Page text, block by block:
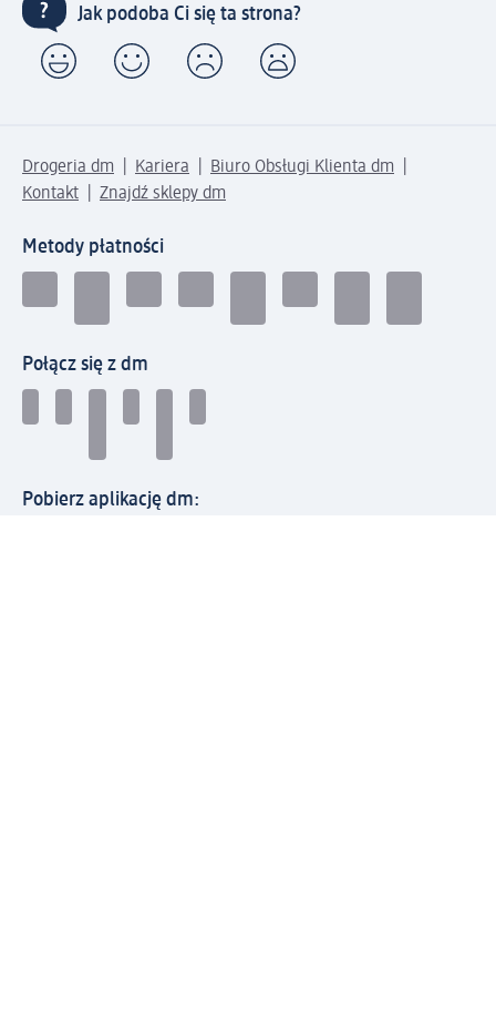
Jak podoba Ci się ta strona?
Drogeria dm Kariera
Biuro Obsługi Klienta dm
Kontakt
Znajdź sklepy dm
Metody płatności
Połącz się z dm
Pobierz aplikację dm: